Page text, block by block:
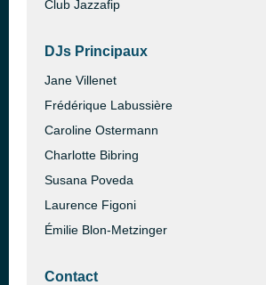
Club Jazzafip
DJs Principaux
Jane Villenet
Frédérique Labussière
Caroline Ostermann
Charlotte Bibring
Susana Poveda
Laurence Figoni
Émilie Blon-Metzinger
Contact